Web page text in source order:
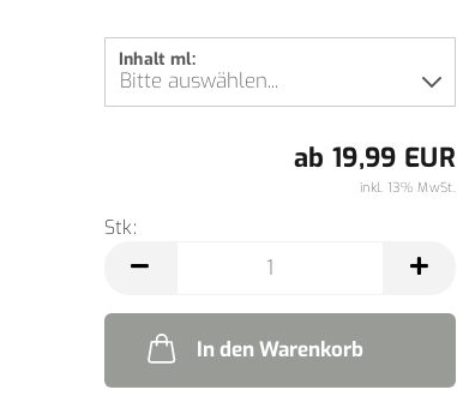
Inhalt ml:
ab 19,99 EUR
inkl. 13% MwSt.
Stk:
Stk
In den Warenkorb